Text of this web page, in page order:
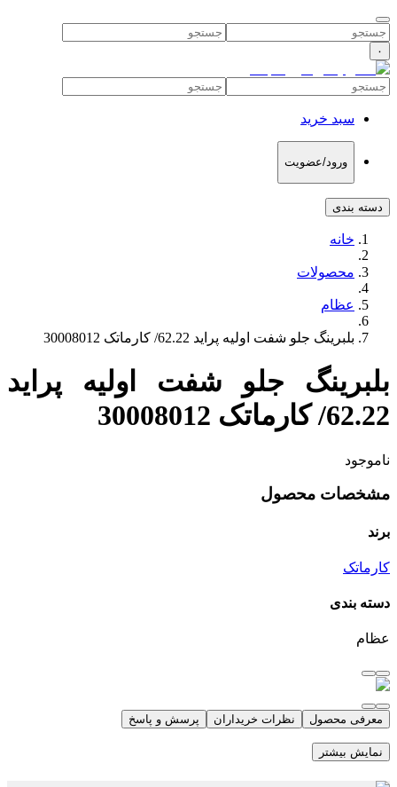
۰
سبد خرید
ورود/عضویت
دسته بندی
خانه
محصولات
عظام
بلبرینگ جلو شفت اولیه پراید 62.22/ کارماتک 30008012
بلبرینگ جلو شفت اولیه پراید
62.22/ کارماتک 30008012
ناموجود
مشخصات محصول
برند
کارماتک
دسته بندی
عظام
معرفی محصول نظرات خریداران پرسش و پاسخ
نمایش بیشتر